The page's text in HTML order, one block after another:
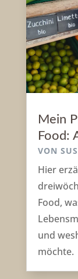
Mein
Food:
VON
Hier
Food,
und
möchte.